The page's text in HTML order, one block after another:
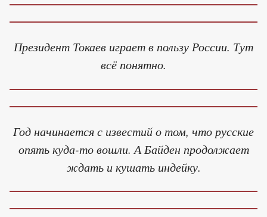
Президент Токаев играет в пользу России. Тут
всё понятно.
Год начинается с известий о том, что русские
опять куда-то вошли. А Байден продолжает
ждать и кушать индейку.